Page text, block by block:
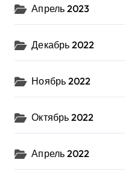
Апрель 2023
Декабрь 2022
Ноябрь 2022
Октябрь 2022
Апрель 2022